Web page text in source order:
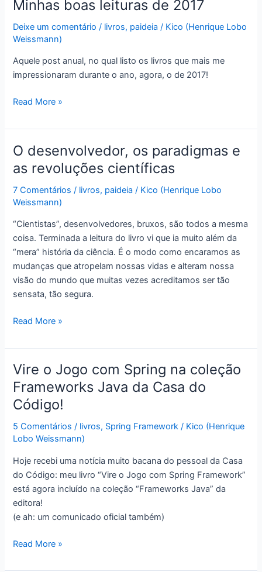
Minhas boas leituras de 2017
Deixe um comentário / livros, paideia / Kico (Henrique Lobo
Weissmann)
Aquele post anual, no qual listo os livros que mais me
impressionaram durante o ano, agora, o de 2017!
Minhas
leituras
de
2017
Read More »
O desenvolvedor, os paradigmas e
as revoluções científicas
7 Comentários / livros, paideia / Kico (Henrique Lobo
Weissmann)
“Cientistas”, desenvolvedores, bruxos, são todos a mesma
coisa. Terminada a leitura do livro vi que ia muito além da
“mera” história da ciência. É o modo como encaramos as
mudanças que atropelam nossas vidas e alteram nossa
visão do mundo que muitas vezes acreditamos ser tão
sensata, tão segura.
O
os
paradigmas
e
as
revoluções
Read More »
Vire o Jogo com Spring na coleção
Frameworks Java da Casa do
Código!
5 Comentários / livros, Spring Framework / Kico (Henrique
Lobo Weissmann)
Hoje recebi uma notícia muito bacana do pessoal da Casa
do Código: meu livro “Vire o Jogo com Spring Framework”
está agora incluído na coleção “Frameworks Java” da
editora!
(e ah: um comunicado oficial também)
Vire
Read More »